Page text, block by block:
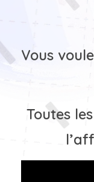
Vous
Toutes